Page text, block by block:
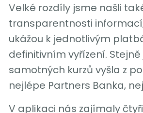
Velké rozdíly jsme našli
transparentnosti
ukážou k jednotlivým
definitivním vyřízení. Stejně
samotných kurzů vyšla z
nejlépe Partners Banka,
V aplikaci nás zajímaly